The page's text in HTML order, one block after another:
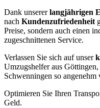
Dank unsererlangjährigen
nach Kundenzufriedenheit
Preise, sondern auch einen
zugeschnittenen Service.
Verlassen Sie sich auf unser
Umzugshelfer aus
Schwenningen so
Optimieren Sie Ihren
Geld.